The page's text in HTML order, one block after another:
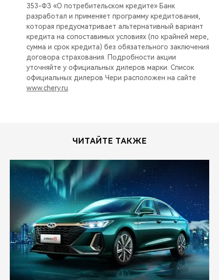
353-ФЗ «О потребительском кредите» Банк
разработал и применяет программу кредитования,
которая предусматривает альтернативный вариант
кредита на сопоставимых условиях (по крайней мере,
сумма и срок кредита) без обязательного заключения
договора страхования. Подробности акции
уточняйте у официальных дилеров марки. Список
официальных дилеров Чери расположен на сайте
www.chery.ru
ЧИТАЙТЕ ТАКЖЕ